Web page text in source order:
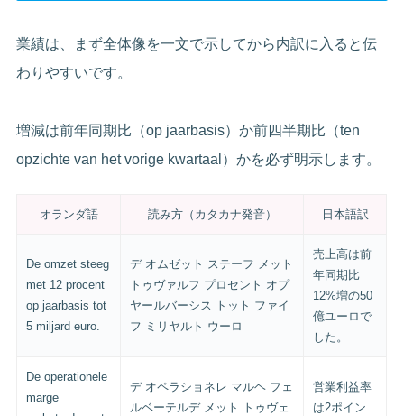
業績は、まず全体像を一文で示してから内訳に入ると伝
わりやすいです。
増減は前年同期比（op jaarbasis）か前四半期比（ten
opzichte van het vorige kwartaal）かを必ず明示します。
オランダ語 読み方（カタカナ発音） 日本語訳
De omzet steeg
met 12 procent
op jaarbasis tot
5 miljard euro.
デ オムゼット ステーフ メット
トゥヴァルフ プロセント オプ
ヤールバーシス トット ファイ
フ ミリヤルト ウーロ
売上高は前
年同期比
12%増の50
億ユーロで
した。
De operationele
marge
デ オペラショネレ マルヘ フェ
ルベーテルデ メット トゥヴェ
営業利益率
は2ポイン